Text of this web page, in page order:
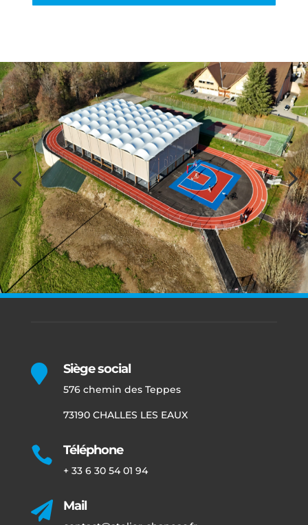
 Siège social
576 chemin des Teppes
73190 CHALLES LES EAUX
 Téléphone
+ 33 6 30 54 01 94
 Mail